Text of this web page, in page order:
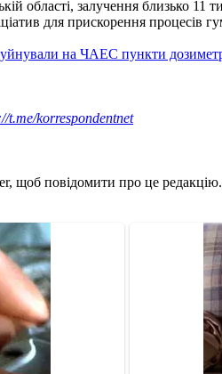
області, залучення близько
для прискорення процесів
на ЧАЕС пункти
t.me/korrespondentnet
щоб повідомити про це редакцію.